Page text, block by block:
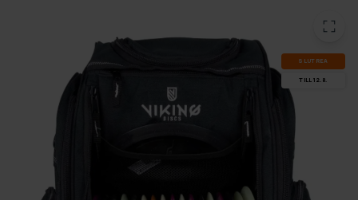
SLUT­REA
TILL 12.8.